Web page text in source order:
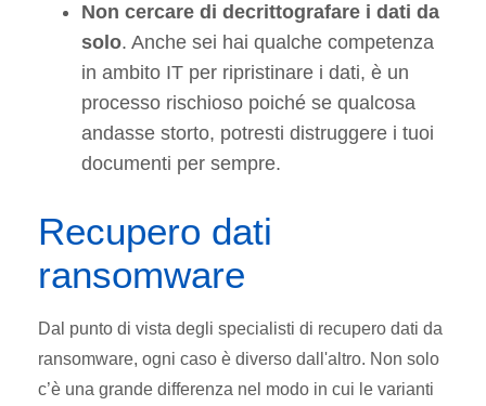
Non cercare di decrittografare i dati da
solo. Anche sei hai qualche competenza
in ambito IT per ripristinare i dati, è un
processo rischioso poiché se qualcosa
andasse storto, potresti distruggere i tuoi
documenti per sempre.
Recupero dati
ransomware
Dal punto di vista degli specialisti di recupero dati da
ransomware, ogni caso è diverso dall'altro. Non solo
c’è una grande differenza nel modo in cui le varianti